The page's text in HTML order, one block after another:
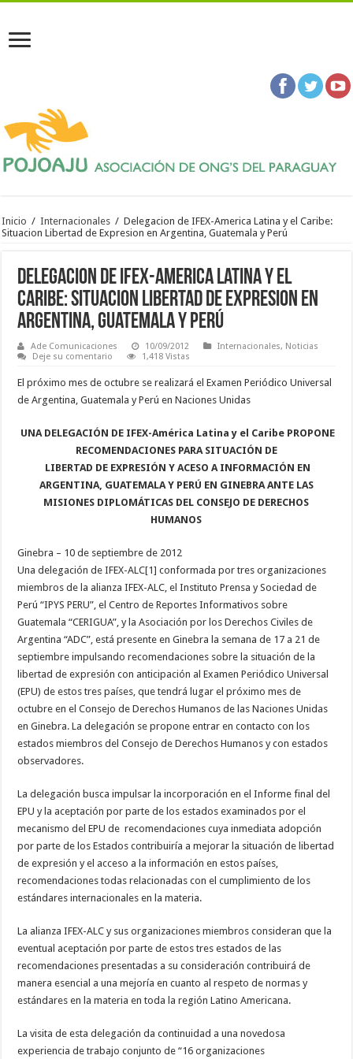
Inicio / Internacionales / Delegacion de IFEX-America Latina y el Caribe:
Situacion Libertad de Expresion en Argentina, Guatemala y Perú
Delegacion de IFEX-America Latina y el
Caribe: Situacion Libertad de Expresion en
Argentina, Guatemala y Perú
Ade Comunicaciones 10/09/2012 Internacionales, Noticias
Deje su comentario
1,418 Vistas
El próximo mes de octubre se realizará el Examen Periódico Universal
de Argentina, Guatemala y Perú en Naciones Unidas
UNA DELEGACIÓN DE IFEX-América Latina y el Caribe PROPONE
RECOMENDACIONES PARA SITUACIÓN DE
LIBERTAD DE EXPRESIÓN Y ACESO A INFORMACIÓN EN
ARGENTINA, GUATEMALA Y PERÚ EN GINEBRA ANTE LAS
MISIONES DIPLOMÁTICAS DEL CONSEJO DE DERECHOS
HUMANOS
Ginebra – 10 de septiembre de 2012
Una delegación de IFEX-ALC[1] conformada por tres organizaciones
miembros de la alianza IFEX-ALC, el Instituto Prensa y Sociedad de
Perú “IPYS PERU”, el Centro de Reportes Informativos sobre
Guatemala “CERIGUA”, y la Asociación por los Derechos Civiles de
Argentina “ADC”, está presente en Ginebra la semana de 17 a 21 de
septiembre impulsando recomendaciones sobre la situación de la
libertad de expresión con anticipación al Examen Periódico Universal
(EPU) de estos tres países, que tendrá lugar el próximo mes de
octubre en el Consejo de Derechos Humanos de las Naciones Unidas
en Ginebra. La delegación se propone entrar en contacto con los
estados miembros del Consejo de Derechos Humanos y con estados
observadores.
La delegación busca impulsar la incorporación en el Informe final del
EPU y la aceptación por parte de los estados examinados por el
mecanismo del EPU de recomendaciones cuya inmediata adopción
por parte de los Estados contribuiría a mejorar la situación de libertad
de expresión y el acceso a la información en estos países,
recomendaciones todas relacionadas con el cumplimiento de los
estándares internacionales en la materia.
La alianza IFEX-ALC y sus organizaciones miembros consideran que la
eventual aceptación por parte de estos tres estados de las
recomendaciones presentadas a su consideración contribuirá de
manera esencial a una mejoría en cuanto al respeto de normas y
estándares en la materia en toda la región Latino Americana.
La visita de esta delegación da continuidad a una novedosa
experiencia de trabajo conjunto de “16 organizaciones